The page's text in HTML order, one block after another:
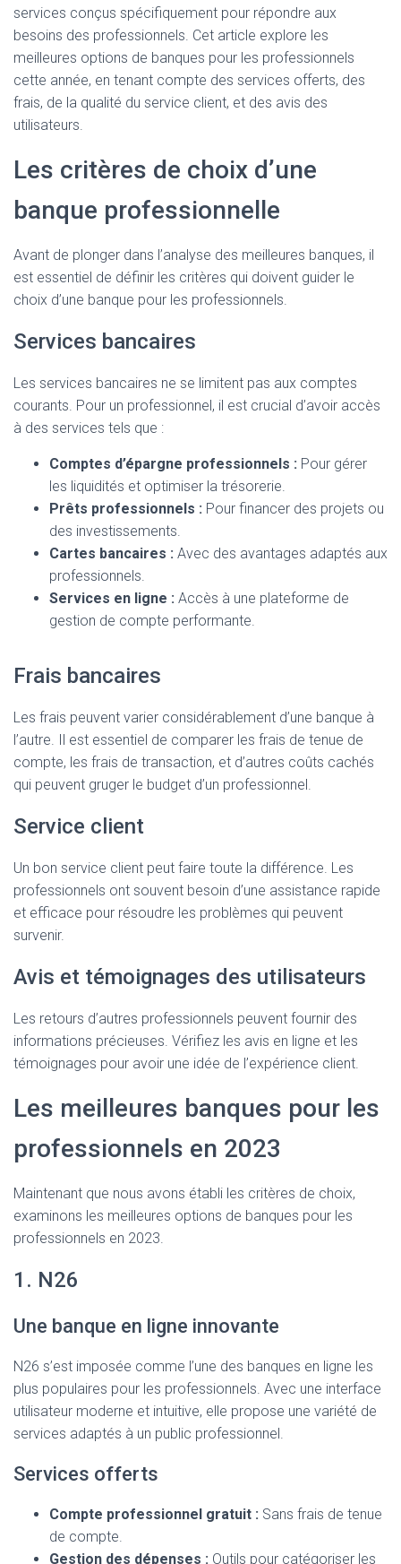
services conçus spécifiquement pour répondre aux
besoins des professionnels. Cet article explore les
meilleures options de banques pour les professionnels
cette année, en tenant compte des services offerts, des
frais, de la qualité du service client, et des avis des
utilisateurs.
Les critères de choix d’une
banque professionnelle
Avant de plonger dans l’analyse des meilleures banques, il
est essentiel de définir les critères qui doivent guider le
choix d’une banque pour les professionnels.
Services bancaires
Les services bancaires ne se limitent pas aux comptes
courants. Pour un professionnel, il est crucial d’avoir accès
à des services tels que :
Comptes d’épargne professionnels : Pour gérer
les liquidités et optimiser la trésorerie.
Prêts professionnels : Pour financer des projets ou
des investissements.
Cartes bancaires : Avec des avantages adaptés aux
professionnels.
Services en ligne : Accès à une plateforme de
gestion de compte performante.
Frais bancaires
Les frais peuvent varier considérablement d’une banque à
l’autre. Il est essentiel de comparer les frais de tenue de
compte, les frais de transaction, et d’autres coûts cachés
qui peuvent gruger le budget d’un professionnel.
Service client
Un bon service client peut faire toute la différence. Les
professionnels ont souvent besoin d’une assistance rapide
et efficace pour résoudre les problèmes qui peuvent
survenir.
Avis et témoignages des utilisateurs
Les retours d’autres professionnels peuvent fournir des
informations précieuses. Vérifiez les avis en ligne et les
témoignages pour avoir une idée de l’expérience client.
Les meilleures banques pour les
professionnels en 2023
Maintenant que nous avons établi les critères de choix,
examinons les meilleures options de banques pour les
professionnels en 2023.
1. N26
Une banque en ligne innovante
N26 s’est imposée comme l’une des banques en ligne les
plus populaires pour les professionnels. Avec une interface
utilisateur moderne et intuitive, elle propose une variété de
services adaptés à un public professionnel.
Services offerts
Compte professionnel gratuit : Sans frais de tenue
de compte.
Gestion des dépenses : Outils pour catégoriser les